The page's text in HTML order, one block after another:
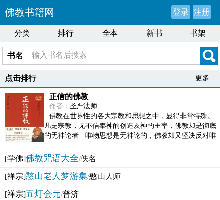
佛教书籍网 登录 注册
分类 排行 全本 新书 书架
书名
点击排行 更多...
正信的佛教
作者： 圣严法师
佛教在世界性的各大宗教和思想之中，显得非常特殊。
凡是宗教，无不信奉神的创造及神的主宰，佛教却是彻底
的无神论者；唯物思想是无神论的，佛教却又坚决反对唯
[学佛]佛教咒语大全/佚名
[禅宗]憨山老人梦游集/憨山大师
[禅宗]五灯会元/普济